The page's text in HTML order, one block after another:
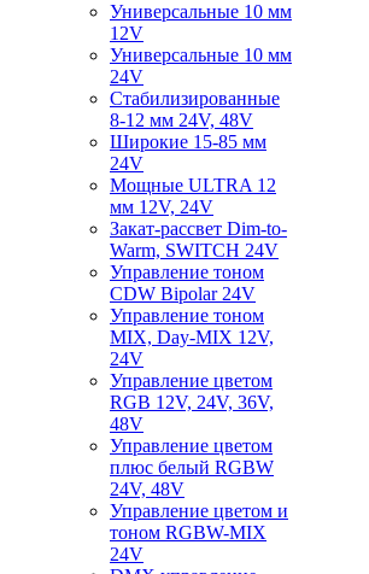
Универсальные 10 мм
12V
Универсальные 10 мм
24V
Стабилизированные
8-12 мм 24V, 48V
Широкие 15-85 мм
24V
Мощные ULTRA 12
мм 12V, 24V
Закат-рассвет Dim-to-
Warm, SWITCH 24V
Управление тоном
CDW Bipolar 24V
Управление тоном
MIX, Day-MIX 12V,
24V
Управление цветом
RGB 12V, 24V, 36V,
48V
Управление цветом
плюс белый RGBW
24V, 48V
Управление цветом и
тоном RGBW-MIX
24V